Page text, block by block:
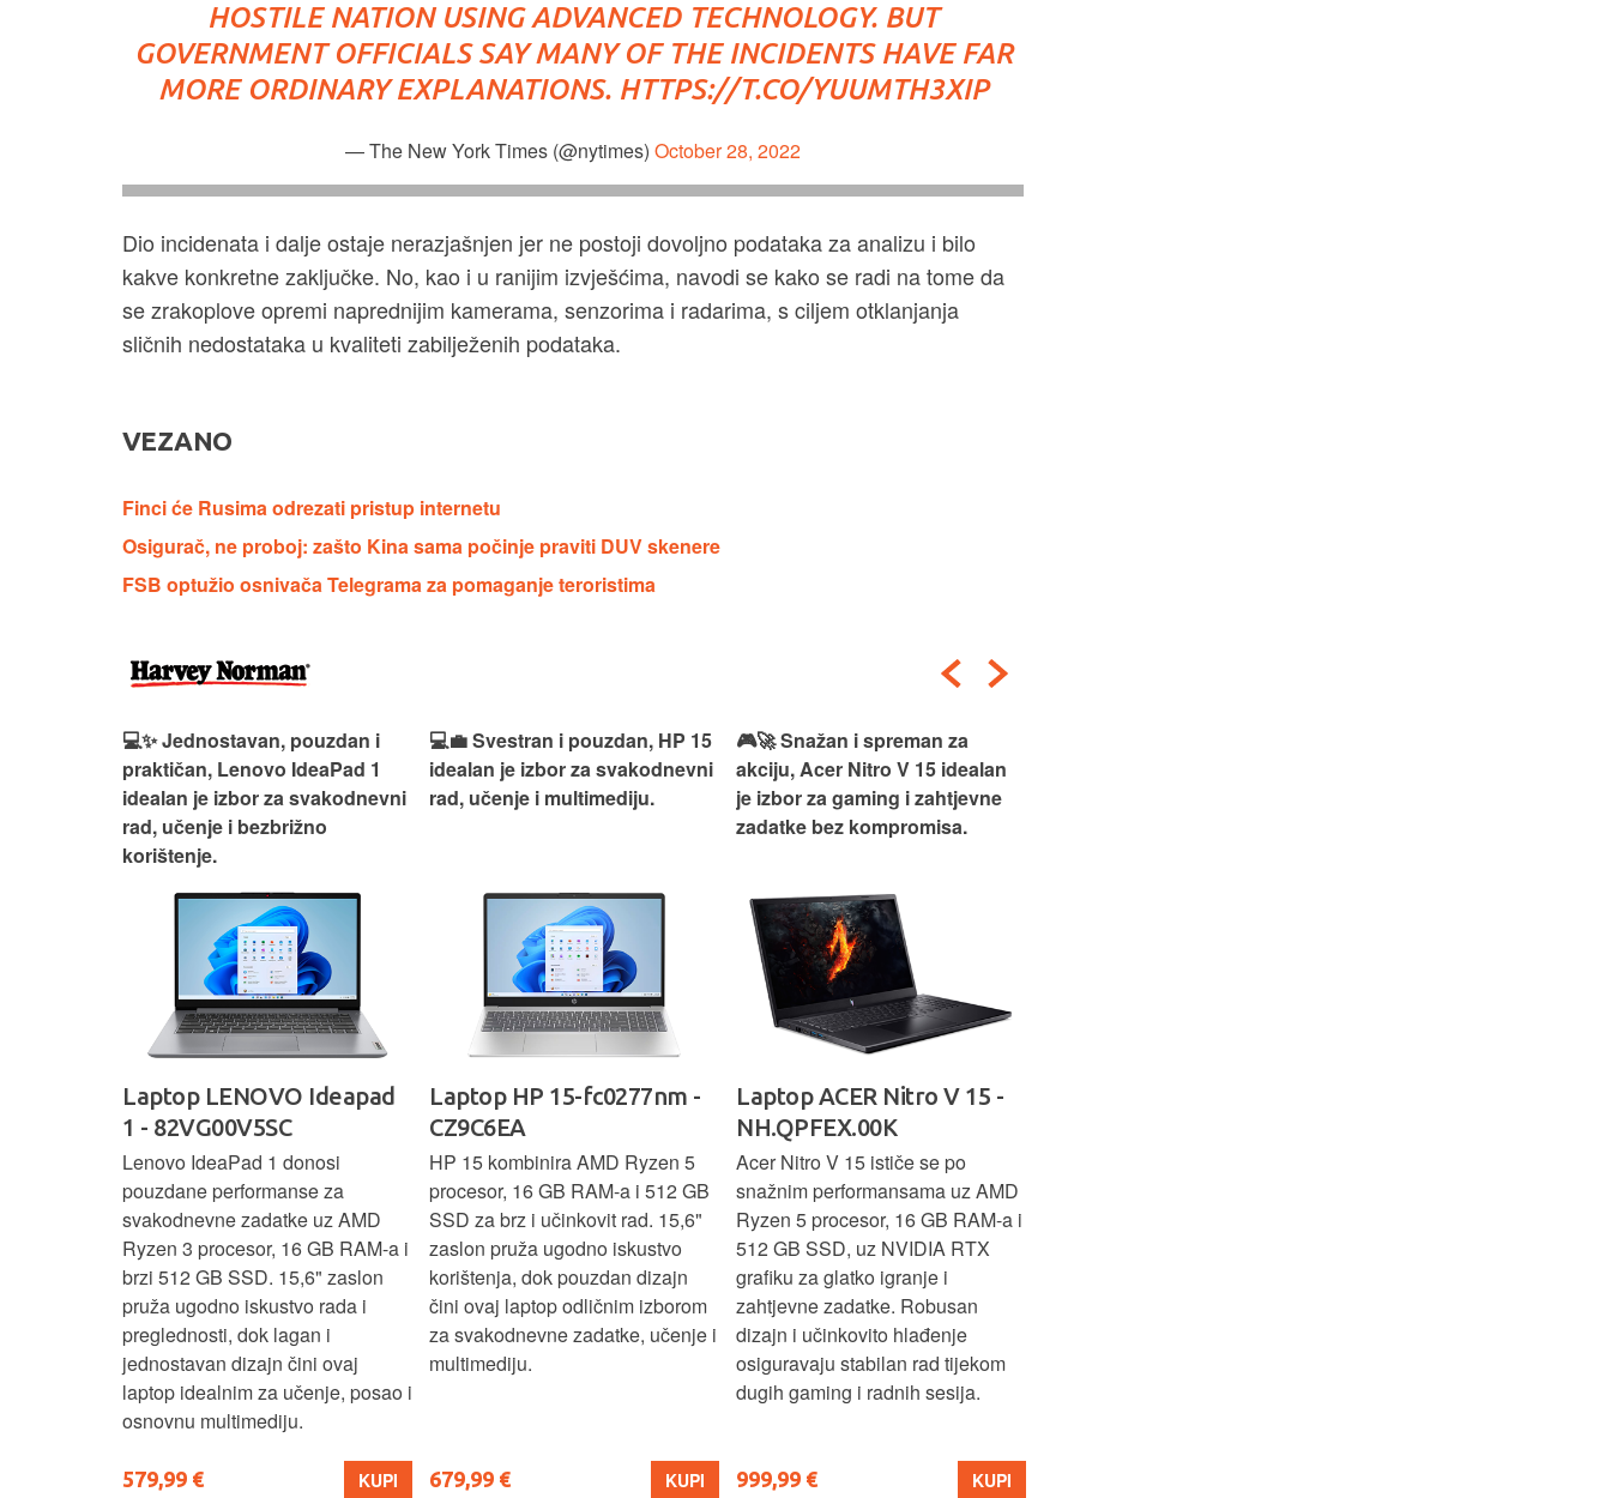
HOSTILE NATION USING ADVANCED TECHNOLOGY. BUT
GOVERNMENT OFFICIALS SAY MANY OF THE INCIDENTS HAVE FAR
MORE ORDINARY EXPLANATIONS. HTTPS://T.CO/YUUMTH3XIP
— The New York Times (@nytimes)October 28, 2022
Dio incidenata i dalje ostaje nerazjašnjen jer ne postoji dovoljno podataka za analizu i bilo
kakve konkretne zaključke. No, kao i u ranijim izvješćima, navodi se kako se radi na tome da
se zrakoplove opremi naprednijim kamerama, senzorima i radarima, s ciljem otklanjanja
sličnih nedostataka u kvaliteti zabilježenih podataka.
VEZANO
Finci će Rusima odrezati pristup internetu
Osigurač, ne proboj: zašto Kina sama počinje praviti DUV skenere
FSB optužio osnivača Telegrama za pomaganje teroristima
💻✨ Jednostavan, pouzdan i
praktičan, Lenovo IdeaPad 1
idealan je izbor za svakodnevni
rad, učenje i bezbrižno
korištenje.
Laptop LENOVO Ideapad
1 - 82VG00V5SC
Lenovo IdeaPad 1 donosi
pouzdane performanse za
svakodnevne zadatke uz AMD
Ryzen 3 procesor, 16 GB RAM-a i
brzi 512 GB SSD. 15,6" zaslon
pruža ugodno iskustvo rada i
preglednosti, dok lagan i
jednostavan dizajn čini ovaj
laptop idealnim za učenje, posao i
osnovnu multimediju.
579,99 € KUPI
💻💼 Svestran i pouzdan, HP 15
idealan je izbor za svakodnevni
rad, učenje i multimediju.
Laptop HP 15-fc0277nm -
CZ9C6EA
HP 15 kombinira AMD Ryzen 5
procesor, 16 GB RAM-a i 512 GB
SSD za brz i učinkovit rad. 15,6"
zaslon pruža ugodno iskustvo
korištenja, dok pouzdan dizajn
čini ovaj laptop odličnim izborom
za svakodnevne zadatke, učenje i
multimediju.
679,99 € KUPI
🎮🚀 Snažan i spreman za
akciju, Acer Nitro V 15 idealan
je izbor za gaming i zahtjevne
zadatke bez kompromisa.
Laptop ACER Nitro V 15 -
NH.QPFEX.00K
Acer Nitro V 15 ističe se po
snažnim performansama uz AMD
Ryzen 5 procesor, 16 GB RAM-a i
512 GB SSD, uz NVIDIA RTX
grafiku za glatko igranje i
zahtjevne zadatke. Robusan
dizajn i učinkovito hlađenje
osiguravaju stabilan rad tijekom
dugih gaming i radnih sesija.
999,99 € KUPI